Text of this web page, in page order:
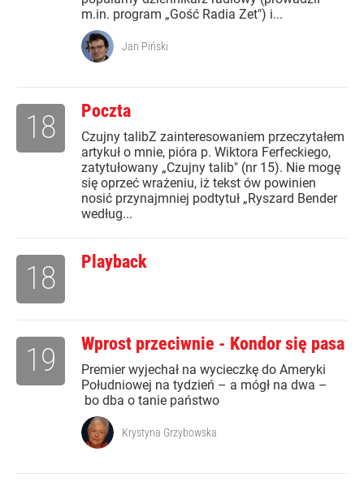
m.in. program „Gość Radia Zet") i...
Jan Piński
Poczta
Czujny talibZ zainteresowaniem przeczytałem
artykuł o mnie, pióra p. Wiktora Ferfeckiego,
zatytułowany „Czujny talib" (nr 15). Nie mogę
się oprzeć wrażeniu, iż tekst ów powinien
nosić przynajmniej podtytuł „Ryszard Bender
według...
18
Playback
18
Wprost przeciwnie - Kondor się pasa
Premier wyjechał na wycieczkę do Ameryki
Południowej na tydzień – a mógł na dwa –
bo dba o tanie państwo
19
Krystyna Grzybowska